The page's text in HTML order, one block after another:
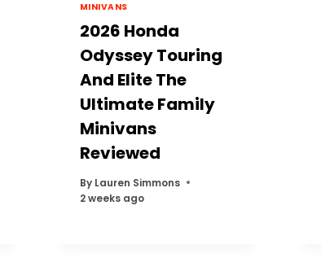
MINIVANS
2026 Honda
Odyssey Touring
And Elite The
Ultimate Family
Minivans
Reviewed
By Lauren Simmons
2 weeks ago